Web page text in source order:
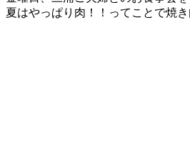
夏はやっぱり肉！！ってことで焼